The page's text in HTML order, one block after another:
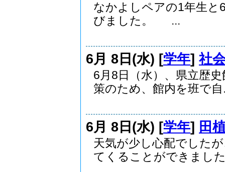
なかよしペアの1年生と
びました。 ...
6月 8日(水) [学年] 社
6月8日（水）、県立歴
策のため、館内を班で自
6月 8日(水) [学年] 田
天気が少し心配でした
てくることができまし